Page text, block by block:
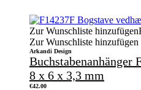
Zur Wunschliste hinzufügen
Zur Wunschliste hinzufügen
Arkandi Design
Buchstabenanhänger
8 x 6 x 3,3 mm
€42.00